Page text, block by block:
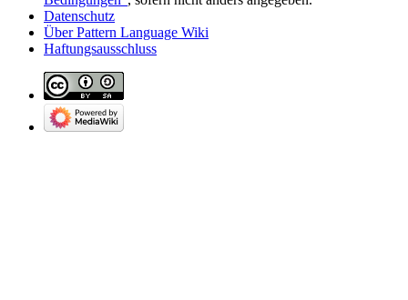
Datenschutz
Über Pattern Language Wiki
Haftungsausschluss